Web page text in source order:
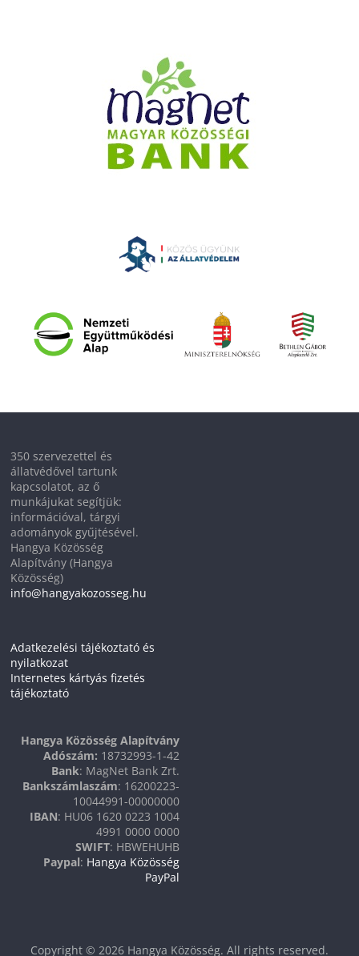
350 szervezettel és
állatvédővel tartunk
kapcsolatot, az ő
munkájukat segítjük:
információval, tárgyi
adományok gyűjtésével.
Hangya Közösség
Alapítvány (Hangya
Közösség)
info@hangyakozosseg.hu
Adatkezelési tájékoztató és
nyilatkozat
Internetes kártyás fizetés
tájékoztató
Hangya Közösség Alapítvány
Adószám: 18732993-1-42
Bank: MagNet Bank Zrt.
Bankszámlaszám: 16200223-
10044991-00000000
IBAN: HU06 1620 0223 1004
4991 0000 0000
SWIFT: HBWEHUHB
Paypal: Hangya Közösség
PayPal
Copyright © 2026 Hangya Közösség. All rights reserved.